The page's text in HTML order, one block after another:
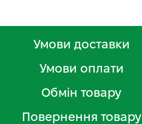
Умови доставки
Умови оплати
Обмін товару
Повернення товару